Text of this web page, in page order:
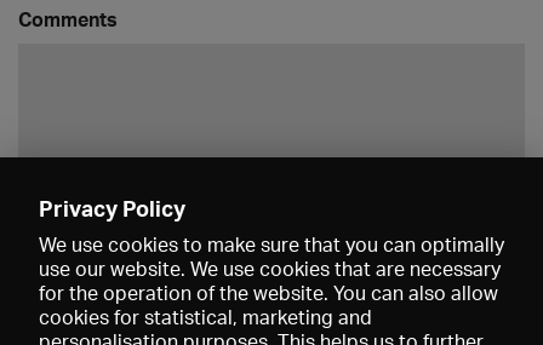
Comments
Privacy Policy
We use cookies to make sure that you can optimally
use our website. We use cookies that are necessary
for the operation of the website. You can also allow
cookies for statistical, marketing and